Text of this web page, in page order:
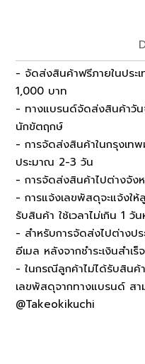
- จัดส่งสินค้าฟรีภายในประ
1,000 บาท
- ทางแบรนด์จัดส่งสินค้าวั
นักขัตฤกษ์
- การจัดส่งสินค้าในกรุงเทพ
ประมาณ 2-3 วัน
- การจัดส่งสินค้าไปต่างจัง
- การแจ้งเลขพัสดุจะแจ้งใ
รับสินค้า ใช้เวลาไม่เกิน 1 วัน
- สำหรับการจัดส่งไปต่างป
อีเมล หลังจากชำระเงินสำเร็จ
- ในกรณีลูกค้าไม่ได้รับสินค้
เลขพัสดุจากทางแบรนด์ ส
@Takeokikuchi